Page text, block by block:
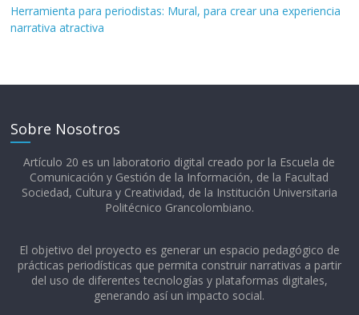
Herramienta para periodistas: Mural, para crear una experiencia
narrativa atractiva
Sobre Nosotros
Artículo 20 es un laboratorio digital creado por la Escuela de
Comunicación y Gestión de la Información, de la Facultad
Sociedad, Cultura y Creatividad, de la Institución Universitaria
Politécnico Grancolombiano.​
El objetivo del proyecto es generar un espacio pedagógico de
prácticas periodísticas que permita construir narrativas a partir
del uso de diferentes tecnologías y plataformas digitales,
generando así un impacto social.